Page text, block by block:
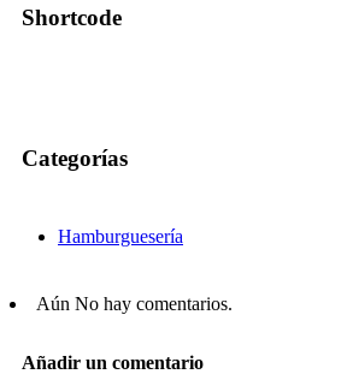
Shortcode
Categorías
Hamburguesería
Aún No hay comentarios.
Añadir un comentario